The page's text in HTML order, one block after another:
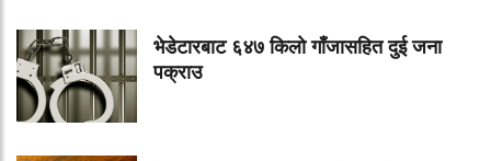
भेडेटारबाट ६४७ किलो गाँजासहित दुई जना
पक्राउ